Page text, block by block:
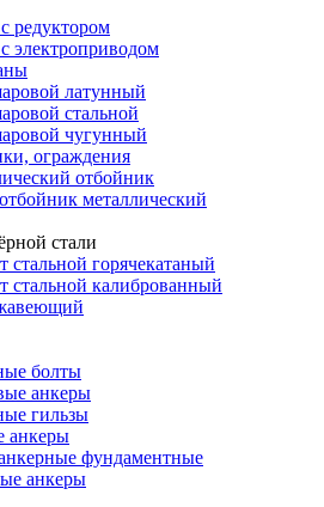
редуктором
электроприводом
латунный
стальной
чугунный
ограждения
отбойник
металлический
стали
стальной горячекатаный
стальной калиброванный
болты
анкеры
гильзы
анкеры
фундаментные
анкеры